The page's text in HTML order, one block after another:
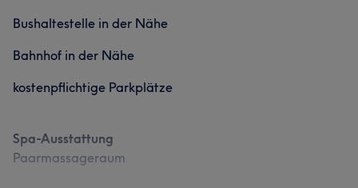
Bushaltestelle in der Nähe
Bahnhof in der Nähe
kostenpflichtige Parkplätze
Spa-Ausstattung
Paarmassageraum